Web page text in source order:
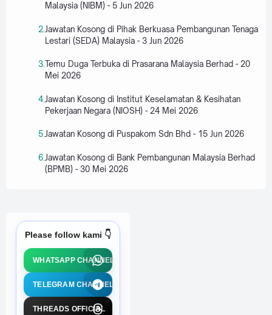
Malaysia (NIBM) - 5 Jun 2026
Jawatan Kosong di Pihak Berkuasa Pembangunan Tenaga
Lestari (SEDA) Malaysia - 3 Jun 2026
Temu Duga Terbuka di Prasarana Malaysia Berhad - 20
Mei 2026
Jawatan Kosong di Institut Keselamatan & Kesihatan
Pekerjaan Negara (NIOSH) - 24 Mei 2026
Jawatan Kosong di Puspakom Sdn Bhd - 15 Jun 2026
Jawatan Kosong di Bank Pembangunan Malaysia Berhad
(BPMB) - 30 Mei 2026
Please follow kami 👇
WHATSAPP CHANNEL
TELEGRAM CHANNEL
THREADS OFFICIAL